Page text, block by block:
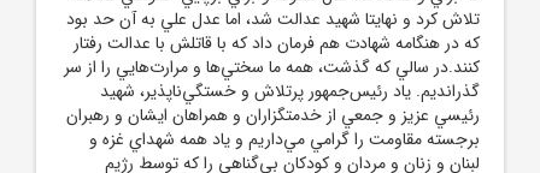
تلاش کرد و نهايتا شهيد عدالت شد، اما عدل علي به آن حد بود
که در هنگامه شهادت هم فرمان داد که با قاتلش با عدالت رفتار
کنند.در سالي که گذشت، همه ما سختي‌ها و مرارت‌هايي را از سر
گذرانديم. ياد رئيس‌جمهور پرتلاش و خستگي‌ناپذير، شهيد
رئيسي عزيز و جمعي از خدمتگزاران و همراهان ايشان و رهبران
برجسته مقاومت را گرامي مي‌داريم و ياد همه شهداي غزه و
لبنان و زنان و مردان و کودکان بي‌گناهي را که توسط رژيم